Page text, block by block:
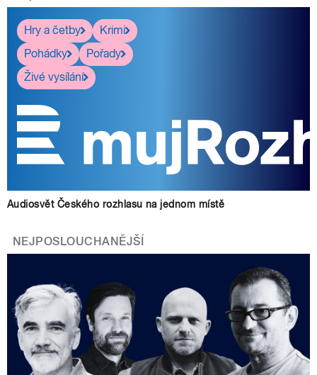
Hry a četby
Krimi
Pohádky
Pořady
Živé vysílání
Audiosvět Českého rozhlasu na jednom místě
NEJPOSLOUCHANĚJŠÍ